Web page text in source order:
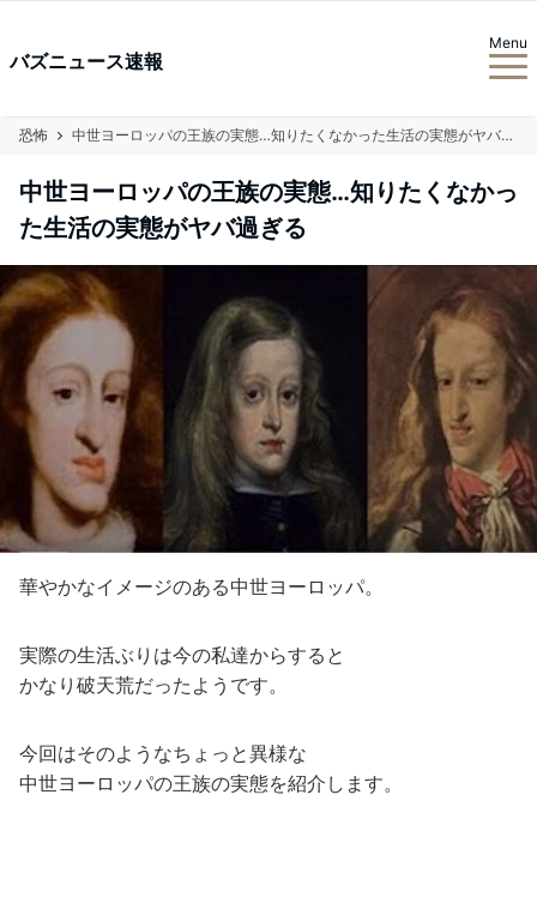
バズニュース速報
Menu
恐怖 中世ヨーロッパの王族の実態…知りたくなかった生活の実態がヤバ過ぎる
中世ヨーロッパの王族の実態…知りたくなかっ
た生活の実態がヤバ過ぎる
華やかなイメージのある中世ヨーロッパ。
実際の生活ぶりは今の私達からすると
かなり破天荒だったようです。
今回はそのようなちょっと異様な
中世ヨーロッパの王族の実態を紹介します。